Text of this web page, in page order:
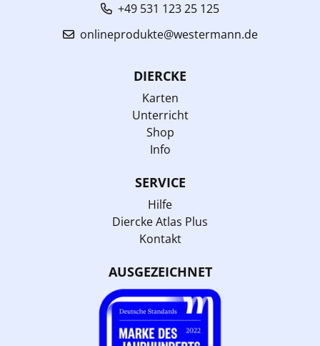
+49 531 123 25 125
onlineprodukte@westermann.de
DIERCKE
Karten
Unterricht
Shop
Info
SERVICE
Hilfe
Diercke Atlas Plus
Kontakt
AUSGEZEICHNET